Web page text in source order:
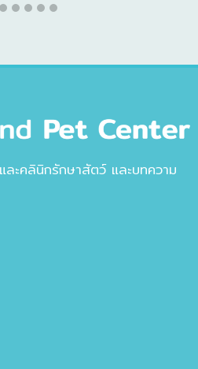
ะคลินิกรักษาสัตว์ และบทความ